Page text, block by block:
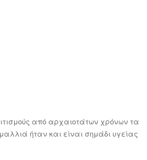
από αρχαιοτάτων χρόνων τα
ήταν και είναι σημάδι υγείας